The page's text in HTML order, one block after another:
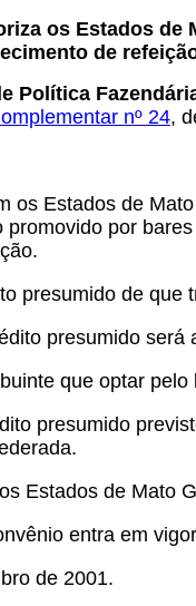
os Estados de
de
Política
nº 24,
os Estados de
por
presumido de
presumido será
que optar
presumido
Estados de Mato
entra em
de 2001.